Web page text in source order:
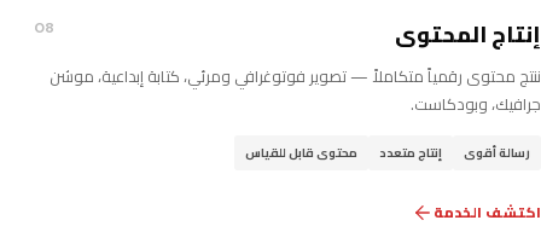
إنتاج المحتوى 08
ننتج محتوى رقمياً متكاملاً — تصوير فوتوغرافي ومرئي، كتابة إبداعية، موشن
جرافيك، وبودكاست.
رسالة أقوى إنتاج متعدد محتوى قابل للقياس
اكتشف الخدمة